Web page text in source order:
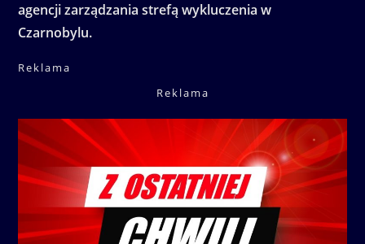
agencji zarządzania strefą wykluczenia w
Czarnobylu.
Reklama
Reklama